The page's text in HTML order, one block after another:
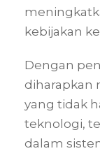
kebijakan
Dengan
diharapkan
yang tidak
teknologi,
dalam